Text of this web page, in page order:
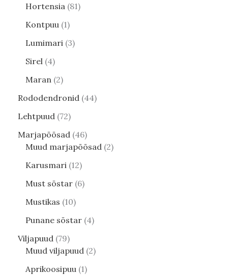
Hortensia 81
Kontpuu 1
Lumimari 3
Sirel 4
Maran 2
Rododendronid 44
Lehtpuud 72
Marjapõõsad 46
Muud marjapõõsad 2
Karusmari 12
Must sõstar 6
Mustikas 10
Punane sõstar 4
Viljapuud 79
Muud viljapuud 2
Aprikoosipuu 1